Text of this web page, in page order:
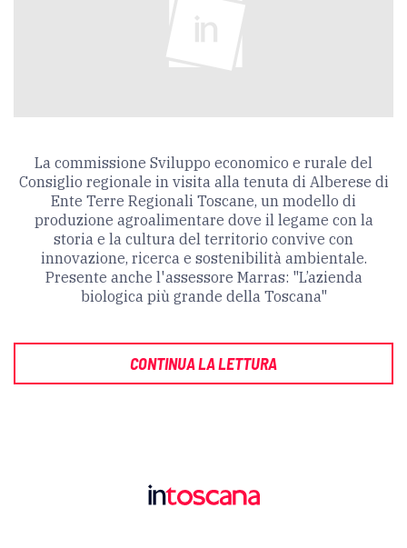
La commissione Sviluppo economico e rurale del
Consiglio regionale in visita alla tenuta di Alberese di
Ente Terre Regionali Toscane, un modello di
produzione agroalimentare dove il legame con la
storia e la cultura del territorio convive con
innovazione, ricerca e sostenibilità ambientale.
Presente anche l'assessore Marras: "L’azienda
biologica più grande della Toscana"
CONTINUA LA LETTURA